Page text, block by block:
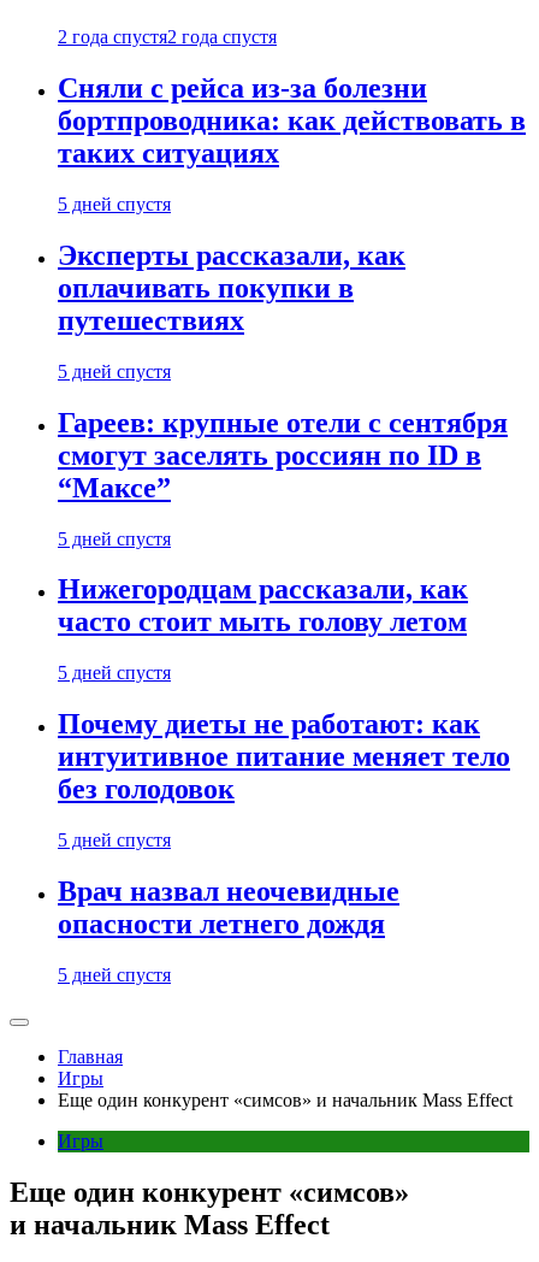
2 года спустя2 года спустя
Сняли с рейса из-за болезни
бортпроводника: как действовать в
таких ситуациях
5 дней спустя
Эксперты рассказали, как
оплачивать покупки в
путешествиях
5 дней спустя
Гареев: крупные отели с сентября
смогут заселять россиян по ID в
“Максе”
5 дней спустя
Нижегородцам рассказали, как
часто стоит мыть голову летом
5 дней спустя
Почему диеты не работают: как
интуитивное питание меняет тело
без голодовок
5 дней спустя
Врач назвал неочевидные
опасности летнего дождя
5 дней спустя
Главная
Игры
Еще один конкурент «симсов» и начальник Mass Effect
Игры
Еще один конкурент «симсов»
и начальник Mass Effect